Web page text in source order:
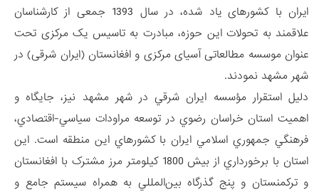
ایران با کشورهای یاد شده، در سال 1393 جمعی از کارشناسان
علاقمند به تحولات اين حوزه، مبادرت به تاسيس یک مرکزی تحت
عنوان موسسه مطالعاتی آسیای مرکزی و افغانستان (ایران شرقی) در
شهر مشهد نمودند.
دليل استقرار مؤسسه ايران شرقي در شهر مشهد نيز، جايگاه و
اهميت استان خراسان رضوي در توسعه مراودات سياسي-اقتصادي،
فرهنگي جمهوري اسلامي ايران با كشورهاي اين منطقه است. اين
استان با برخورداري از بيش 1800 کيلومتر مرز مشترک با افغانستان
و ترکمنستان و پنج گذرگاه بين‌المللي به همراه سيستم جامع و